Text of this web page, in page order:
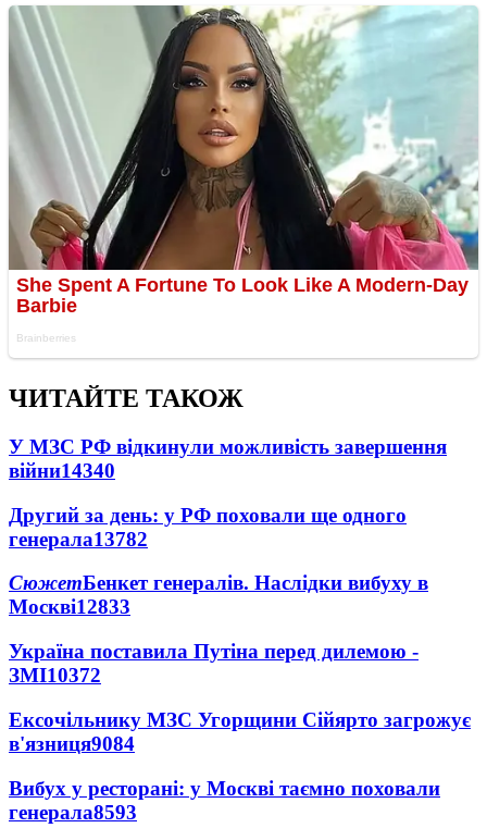
ЧИТАЙТЕ ТАКОЖ
У МЗС РФ відкинули можливість завершення
війни14340
Другий за день: у РФ поховали ще одного
генерала13782
СюжетБенкет генералів. Наслідки вибуху в
Москві12833
Україна поставила Путіна перед дилемою -
ЗМІ10372
Ексочільнику МЗС Угорщини Сійярто загрожує
в'язниця9084
Вибух у ресторані: у Москві таємно поховали
генерала8593